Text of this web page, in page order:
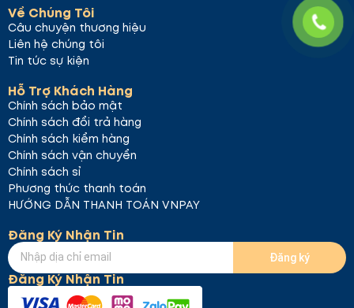
Kết Luận
Mặt nạ Celderma Honey Pepta Ampoule Essence
là lựa chọn lý tưởng cho những ai muốn chăm sóc
và mang lại cảm giác mềm mại, mịn màng.
Về Chúng Tôi
Câu chuyện thương hiệu
Liên hệ chúng tôi
Tin tức sự kiện
Hỗ Trợ Khách Hàng
Chính sách bảo mật
Chính sách đổi trả hàng
Chính sách kiểm hàng
Chính sách vận chuyển
Chính sách sỉ
Phương thức thanh toán
HƯỚNG DẪN THANH TOÁN VNPAY
Đăng Ký Nhận Tin
Đăng ký
Đăng Ký Nhận Tin